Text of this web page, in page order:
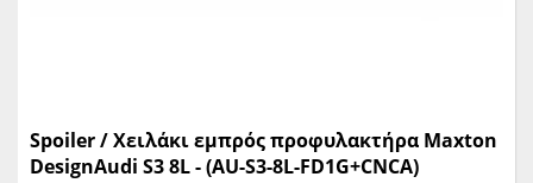
Spoiler / Χειλάκι εμπρός προφυλακτήρα Maxton
DesignAudi S3 8L - (AU-S3-8L-FD1G+CNCA)